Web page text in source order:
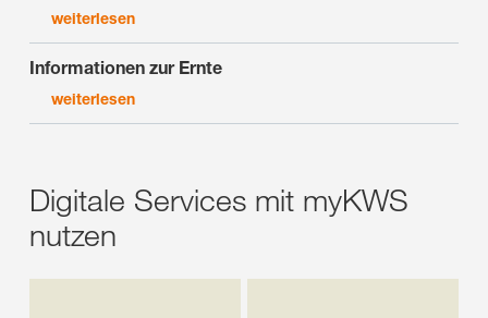
weiterlesen
Informationen zur Ernte
weiterlesen
Digitale Services mit myKWS
nutzen